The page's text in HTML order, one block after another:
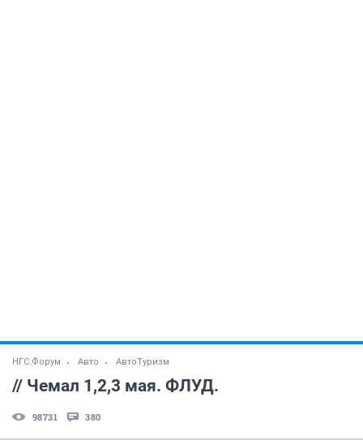
НГС.Форум Авто АвтоТуризм
// Чемал 1,2,3 мая. ФЛУД.
98731 380